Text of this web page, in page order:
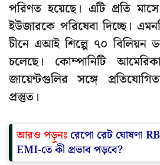
পরিণত হয়েছে। এটি প্রতি
ইউজারকে পরিষেবা দিচ্ছে।
চীনে এআই শিল্পে ৭০ বিলিয়ন
চলেছে। কোম্পানিটি
জায়েন্টগুলির সঙ্গে
প্রস্তুত।
আরও পড়ুনঃ রেপো রেট ঘোষণা
EMI-তে কী প্রভাব পড়বে?